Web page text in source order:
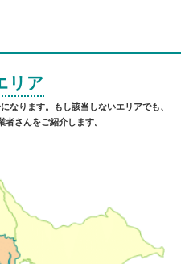
リア
なります。もし該当しないエリアでも、
さんをご紹介します。